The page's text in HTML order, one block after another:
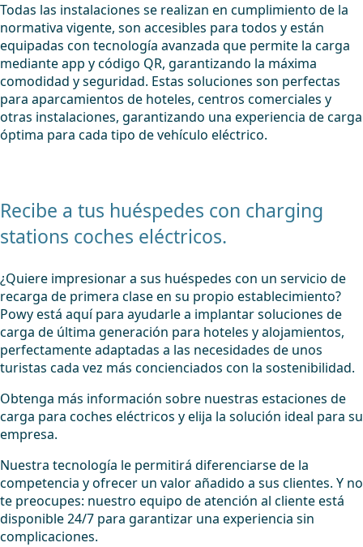
Todas las instalaciones se realizan en cumplimiento de la
normativa vigente, son accesibles para todos y están
equipadas con tecnología avanzada que permite la carga
mediante app y código QR, garantizando la máxima
comodidad y seguridad. Estas soluciones son perfectas
para aparcamientos de hoteles, centros comerciales y
otras instalaciones, garantizando una experiencia de carga
óptima para cada tipo de vehículo eléctrico.
Recibe a tus huéspedes con charging
stations coches eléctricos.
¿Quiere impresionar a sus huéspedes con un servicio de
recarga de primera clase en su propio establecimiento?
Powy está aquí para ayudarle a implantar soluciones de
carga de última generación para hoteles y alojamientos,
perfectamente adaptadas a las necesidades de unos
turistas cada vez más concienciados con la sostenibilidad.
Obtenga más información sobre nuestras estaciones de
carga para coches eléctricos y elija la solución ideal para su
empresa.
Nuestra tecnología le permitirá diferenciarse de la
competencia y ofrecer un valor añadido a sus clientes. Y no
te preocupes: nuestro equipo de atención al cliente está
disponible 24/7 para garantizar una experiencia sin
complicaciones.